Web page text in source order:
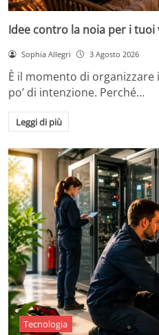
Idee contro la noia per i tuoi
Sophia Allegri 3 Agosto 2026
È il momento di
po’ di intenzione. Perché…
Leggi di più
Tecnologia